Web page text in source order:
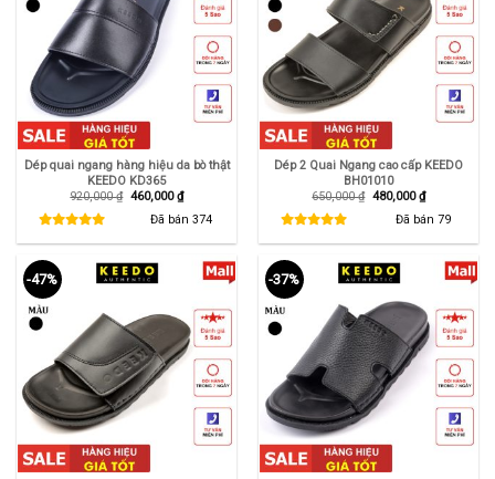
Dép quai ngang hàng hiệu da bò thật
KEEDO KD365
920,000₫ Giá
460,000₫Giá
hiện
tại
Đã bán 374
Dép 2 Quai Ngang cao cấp KEEDO
BH01010
650,000₫ Giá
480,000₫Giá
hiện
tại
Đã bán 79
-47% -37%